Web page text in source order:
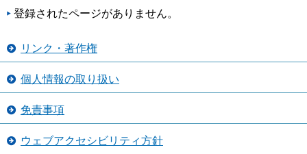
登録されたページがありません。
リンク・著作権
個人情報の取り扱い
免責事項
ウェブアクセシビリティ方針